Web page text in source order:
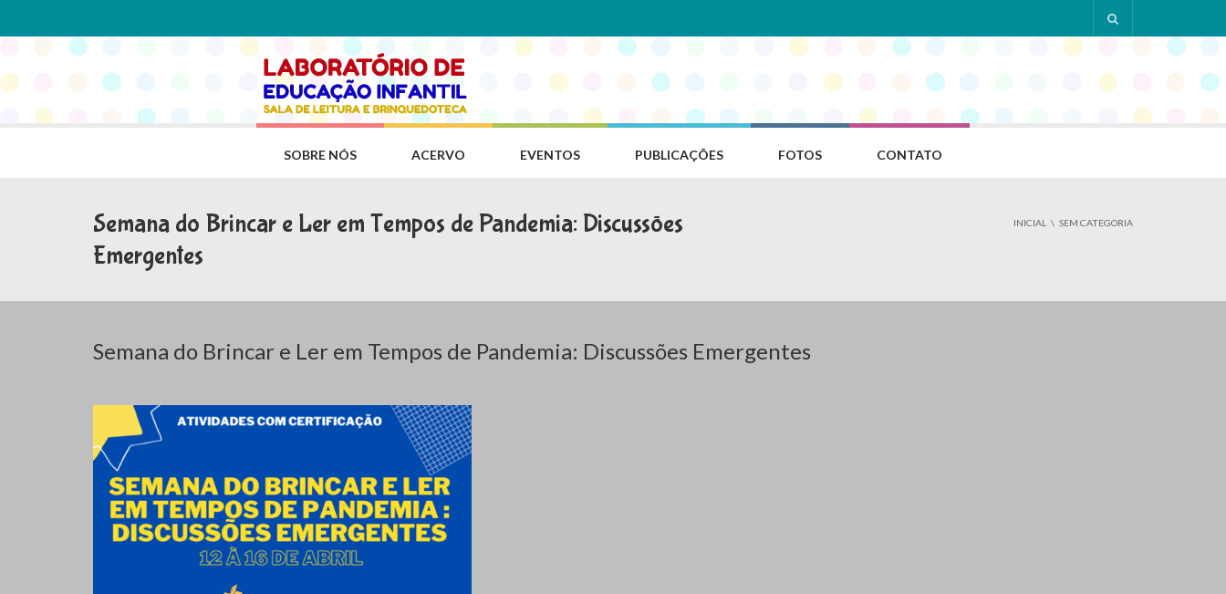
SOBRE NÓS ACERVO EVENTOS PUBLICAÇÕES FOTOS CONTATO
Semana do Brincar e Ler em Tempos de Pandemia: Discussões
Emergentes
INICIAL SEM CATEGORIA
Semana do Brincar e Ler em Tempos de Pandemia: Discussões Emergentes